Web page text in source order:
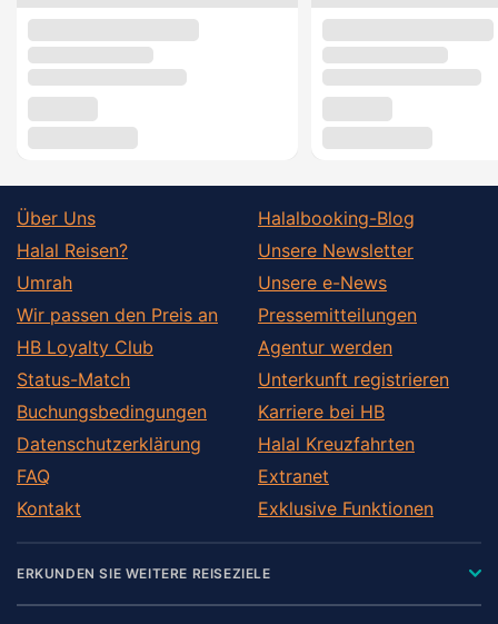
Über Uns
Halal Reisen?
Umrah
Wir passen den Preis an
HB Loyalty Club
Status-Match
Buchungsbedingungen
Datenschutzerklärung
FAQ
Kontakt
Halalbooking-Blog
Unsere Newsletter
Unsere e-News
Pressemitteilungen
Agentur werden
Unterkunft registrieren
Karriere bei HB
Halal Kreuzfahrten
Extranet
Exklusive Funktionen
ERKUNDEN SIE WEITERE REISEZIELE